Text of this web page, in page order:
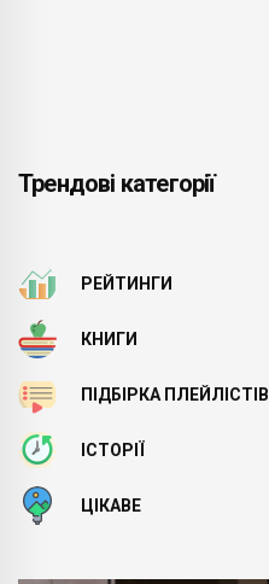
Трендові категорії
РЕЙТИНГИ
КНИГИ
ПІДБІРКА ПЛЕЙЛІСТІВ
ІСТОРІЇ
ЦІКАВЕ